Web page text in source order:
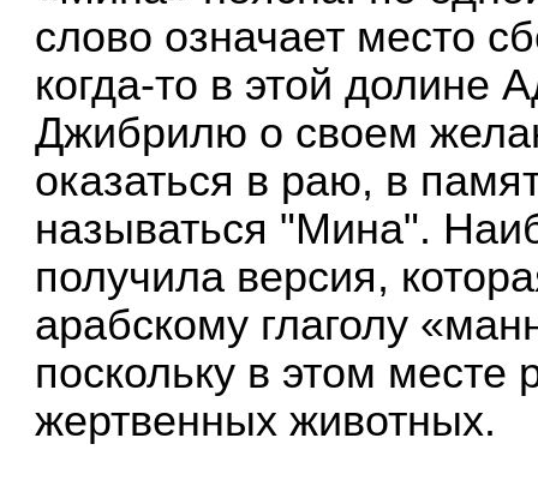
слово означает место
когда-то в этой долине
Джибрилю о своем
оказаться в раю, в
называться "Мина".
получила версия,
арабскому глаголу
поскольку в этом месте
жертвенных животных.